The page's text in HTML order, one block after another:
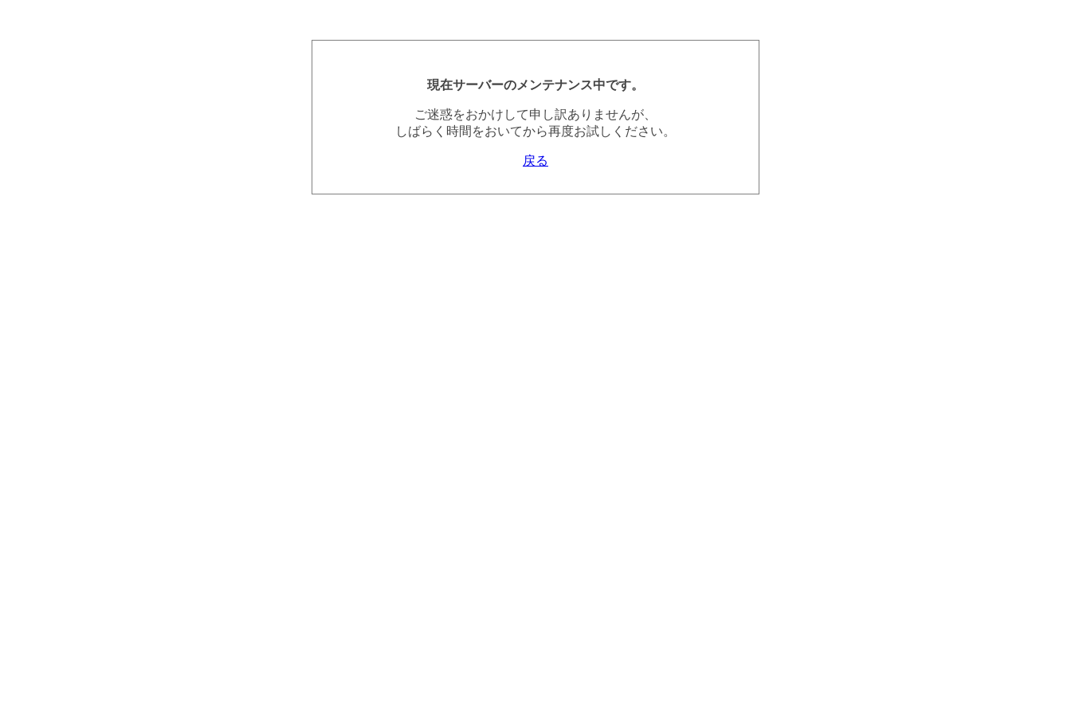
現在サーバーのメンテナンス中です。
ご迷惑をおかけして申し訳ありませんが、
しばらく時間をおいてから再度お試しください。
戻る